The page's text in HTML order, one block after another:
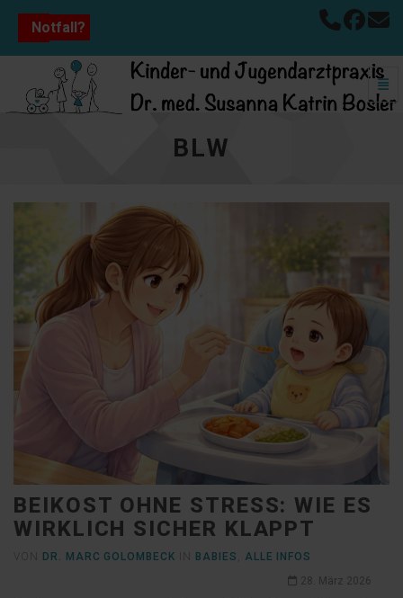
Notfall?
BLW
BEIKOST OHNE STRESS: WIE ES
WIRKLICH SICHER KLAPPT
DR. MARC GOLOMBECK BABIES
ALLE INFOS
28. März 2026